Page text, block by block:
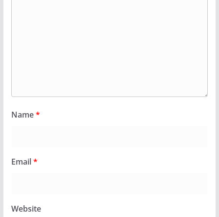
Name*
Email*
Website